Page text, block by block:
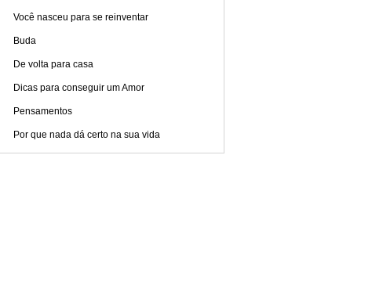
Você nasceu para se reinventar
Buda
De volta para casa
Dicas para conseguir um Amor
Pensamentos
Por que nada dá certo na sua vida